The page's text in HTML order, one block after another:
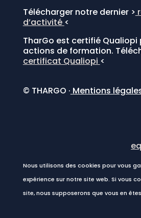
Télécharger notre dernier >
d’activité <
TharGo est certifié Qualiopi
actions de formation.
certificat Qualiopi <
© THARGO · Mentions
Nous utilisons des cookies pour vous
expérience sur notre site web. Si vous
site, nous supposerons que vous en